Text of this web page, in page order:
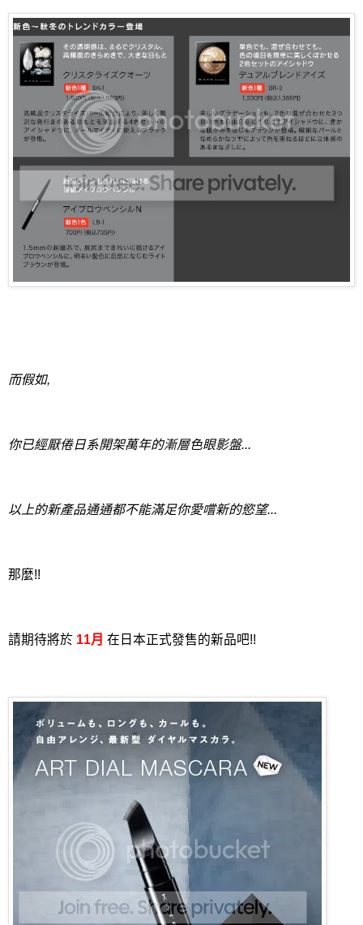
而假如,
你已經厭倦日系開架萬年的漸層色眼影盤...
以上的新產品通通都不能滿足你愛嚐新的慾望...
那麼!!
請期待將於 11月 在日本正式發售的新品吧!!